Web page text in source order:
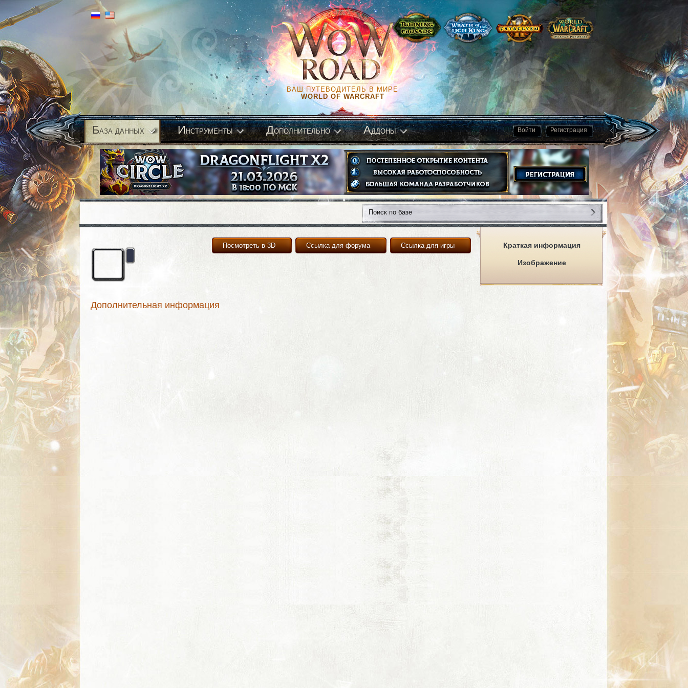
ВАШ ПУТЕВОДИТЕЛЬ В МИРЕ
WORLD OF WARCRAFT
Войти Регистрация
База данных Инструменты Дополнительно Аддоны
Краткая информация
Изображение
Ссылка для игры
Ссылка для форума
Посмотреть в 3D
Дополнительная информация